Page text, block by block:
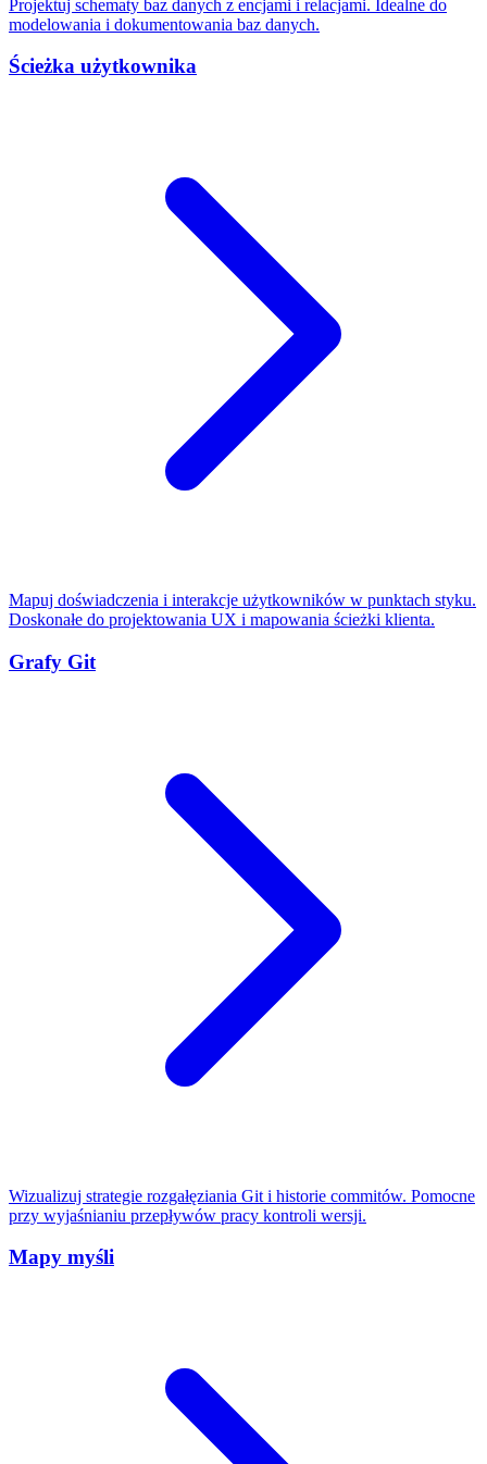
Projektuj schematy baz danych z encjami i relacjami. Idealne do
modelowania i dokumentowania baz danych.
Ścieżka użytkownika
Mapuj doświadczenia i interakcje użytkowników w punktach styku.
Doskonałe do projektowania UX i mapowania ścieżki klienta.
Grafy Git
Wizualizuj strategie rozgałęziania Git i historie commitów. Pomocne
przy wyjaśnianiu przepływów pracy kontroli wersji.
Mapy myśli